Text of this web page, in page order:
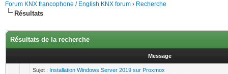
Forum KNX francophone / English KNX forum › Recherche
Résultats
Résultats de la recherche
Message
Sujet : Installation Windows Server 2019 sur Proxmox